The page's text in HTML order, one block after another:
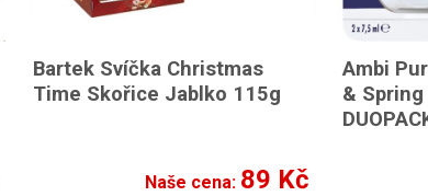
Bartek Svíčka Christmas
Time Skořice Jablko 115g
Naše cena: 89 Kč
Ambi
&